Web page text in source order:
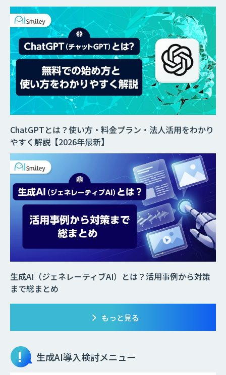
生成AI（ジェネレーティブAI）とは？活用事例から対策
まで総まとめ
ChatGPTとは？使い方・料金プラン・法人活用をわかり
やすく解説【2026年最新】
もっと見る
生成AI導入検討メニュー